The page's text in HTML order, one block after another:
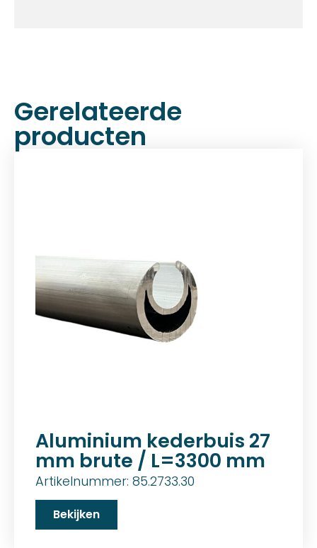
Gerelateerde
producten
Aluminium kederbuis 27
mm brute / L=3300 mm
Artikelnummer: 85.2733.30
Bekijken